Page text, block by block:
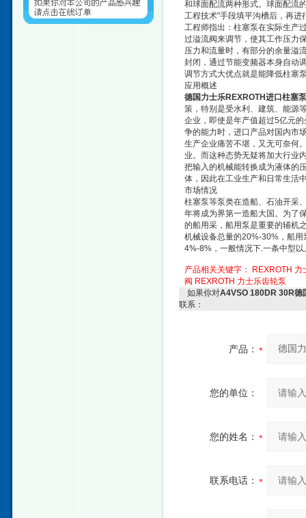
和球面配流两种形式。球面配流
工程技术"手段填平沟槽后，再
工程师指出：柱塞泵在实际生产
过溢流阀来调节，使其工作压力
压力和流量时，有部分的余量溢
封闭，通过节能变频器本身自动
调节方式大优点就是能降低柱塞
应用概述
德国力士乐REXROTH进口柱塞
策，特别是受水利、建筑、能源
企业，即使是年产值超过5亿元
争的能力时，进口产品对国内市
生产企业痛苦不堪，又无可奈何
业。而这种态势无疑将加大行业
把输入的机械能转换成为液体的
体，因此在工业生产和日常生活
市场情况
柱塞泵等泵类在造船、石油开采
年将成为界第一造船大国。为了
的船用采，船用泵是重要的辅机
机械设备总量的20%-30%，船
4%-8%，一般情况下.一条中型
产品相关关键字：
REXROTH 力
阀 REXROTH 力士乐齿轮泵
如果你对A4VSO 180DR 30R德
联系：
产品：
您的单位：
您的姓名：
联系电话：